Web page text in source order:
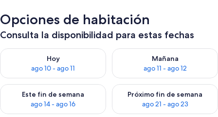
Opciones de habitación
Consulta la disponibilidad para estas fechas
Hoy
ago 10 - ago 11
Consulta la disponibilidad para hoy ago 10 - ago 11
Mañana
ago 11 - ago 12
Consulta la disponibilidad
Este fin de semana
ago 14 - ago 16
Consulta la disponibilidad para este fin de semana ago 14 -
Próximo fin de semana
ago 21 - ago 23
Consulta la disponibilidad